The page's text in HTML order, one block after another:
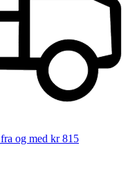
fra og med kr 815